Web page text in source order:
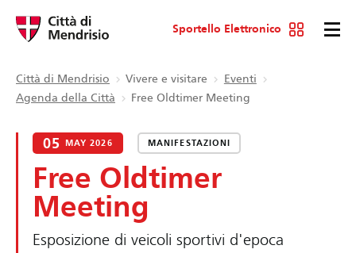
Sportello Elettronico
Città di Mendrisio Vivere e visitare
Eventi
Agenda della Città
Free Oldtimer Meeting
05 MAY 2026 MANIFESTAZIONI
Free Oldtimer
Meeting
Esposizione di veicoli sportivi d'epoca